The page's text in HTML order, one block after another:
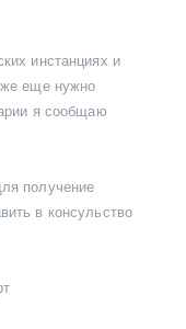
инстанциях и
же еще нужно
я сообщаю
получение
в консульство